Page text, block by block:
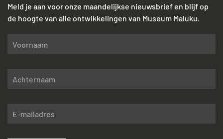
Meld je aan voor onze maandelijkse nieuwsbrief en blijf op
de hoogte van alle ontwikkelingen van Museum Maluku.